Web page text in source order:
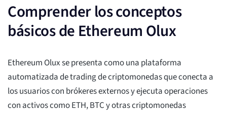
Comprender los conceptos
básicos de Ethereum Olux
Ethereum Olux se presenta como una plataforma
automatizada de trading de criptomonedas que conecta a
los usuarios con brókeres externos y ejecuta operaciones
con activos como ETH, BTC y otras criptomonedas